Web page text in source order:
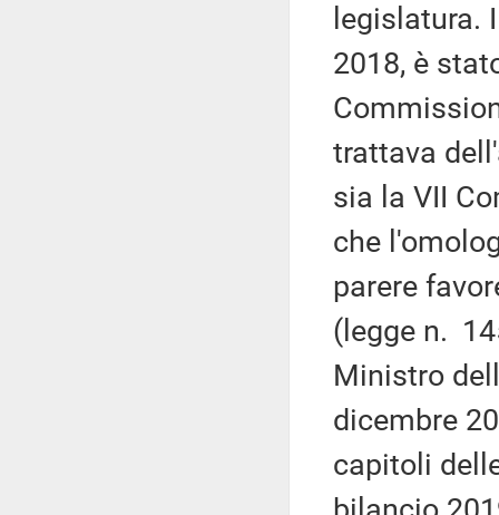
legislatura.
2018, è
trattava
sia la VII
che
parere
(legge n.
Ministro
dicembre
capitoli